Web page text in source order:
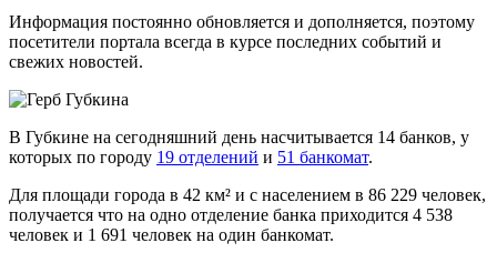
Информация постоянно обновляется и дополняется, поэтому
посетители портала всегда в курсе последних событий и
свежих новостей.
В Губкине на сегодняшний день насчитывается 14 банков, у
которых по городу 19 отделений и 51 банкомат.
Для площади города в 42 км² и с населением в 86 229 человек,
получается что на одно отделение банка приходится 4 538
человек и 1 691 человек на один банкомат.